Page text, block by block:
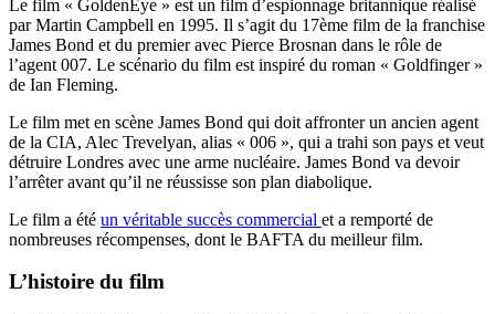
Le film « GoldenEye » est un film d’espionnage britannique réalisé
par Martin Campbell en 1995. Il s’agit du 17ème film de la franchise
James Bond et du premier avec Pierce Brosnan dans le rôle de
l’agent 007. Le scénario du film est inspiré du roman « Goldfinger »
de Ian Fleming.
Le film met en scène James Bond qui doit affronter un ancien agent
de la CIA, Alec Trevelyan, alias « 006 », qui a trahi son pays et veut
détruire Londres avec une arme nucléaire. James Bond va devoir
l’arrêter avant qu’il ne réussisse son plan diabolique.
Le film a été un véritable succès commercial et a remporté de
nombreuses récompenses, dont le BAFTA du meilleur film.
L’histoire du film